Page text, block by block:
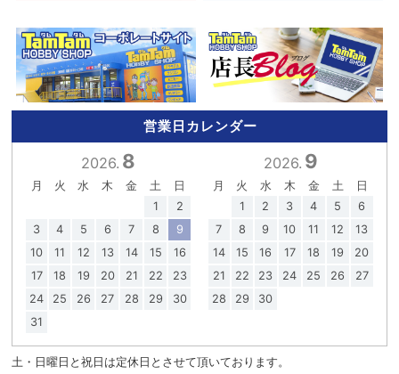
営業日カレンダー
2026. 8
月 火 水 木 金 土
日
1
2
3
4 5 6 7 8
9
10
11 12 13 14 15
16
17
18 19 20 21 22
23
24
25 26 27 28 29
30
31
2026. 9
月 火 水 木 金 土
日
1
2 3 4 5
6
7
8 9 10 11 12
13
14
15 16 17 18 19
20
21
22 23 24 25 26
27
28
29 30
土・日曜日と祝日は定休日とさせて頂いております。